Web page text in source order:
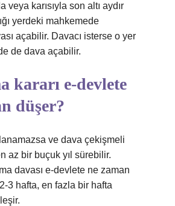
veya karısıyla son altı aydır
yerdeki mahkemede
açabilir. Davacı isterse o yer
de dava açabilir.
kararı e-devlete
düşer?
ve dava çekişmeli
az bir buçuk yıl sürebilir.
davası e-devlete ne zaman
3 hafta, en fazla bir hafta